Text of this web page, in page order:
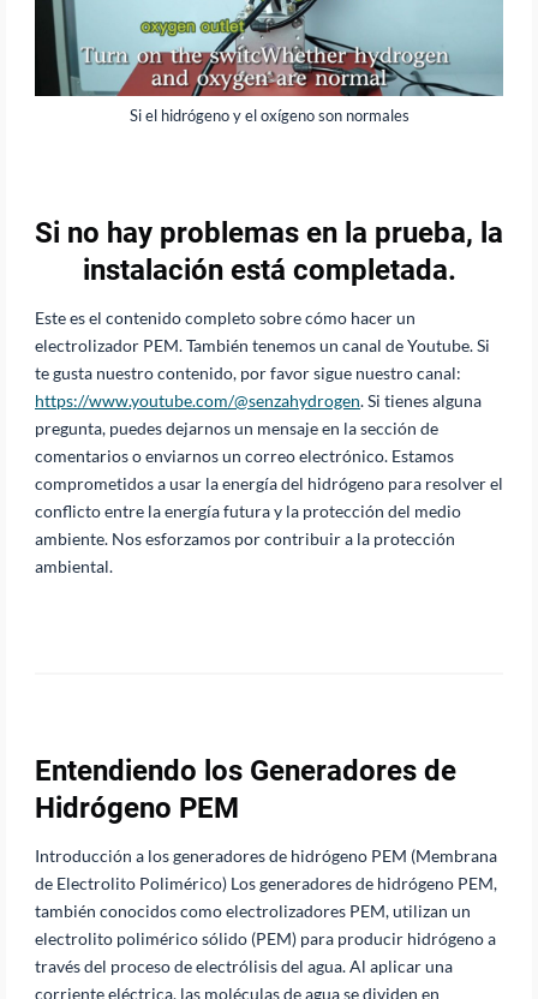
Si el hidrógeno y el oxígeno son normales
Si no hay problemas en la prueba, la
instalación está completada.
Este es el contenido completo sobre cómo hacer un
electrolizador PEM. También tenemos un canal de Youtube. Si
te gusta nuestro contenido, por favor sigue nuestro canal:
https://www.youtube.com/@senzahydrogen. Si tienes alguna
pregunta, puedes dejarnos un mensaje en la sección de
comentarios o enviarnos un correo electrónico. Estamos
comprometidos a usar la energía del hidrógeno para resolver el
conflicto entre la energía futura y la protección del medio
ambiente. Nos esforzamos por contribuir a la protección
ambiental.
Entendiendo los Generadores de
Hidrógeno PEM
Introducción a los generadores de hidrógeno PEM (Membrana
de Electrolito Polimérico) Los generadores de hidrógeno PEM,
también conocidos como electrolizadores PEM, utilizan un
electrolito polimérico sólido (PEM) para producir hidrógeno a
través del proceso de electrólisis del agua. Al aplicar una
corriente eléctrica, las moléculas de agua se dividen en